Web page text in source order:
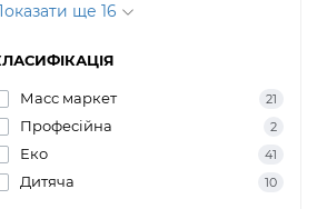
ще 16
Масс маркет 21
Професійна 2
Еко 41
Дитяча 10